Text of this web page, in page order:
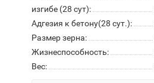
изгибе (28 сут):
Адгезия к бетону(28 сут.):
Размер зерна:
Жизнеспособность:
Вес: